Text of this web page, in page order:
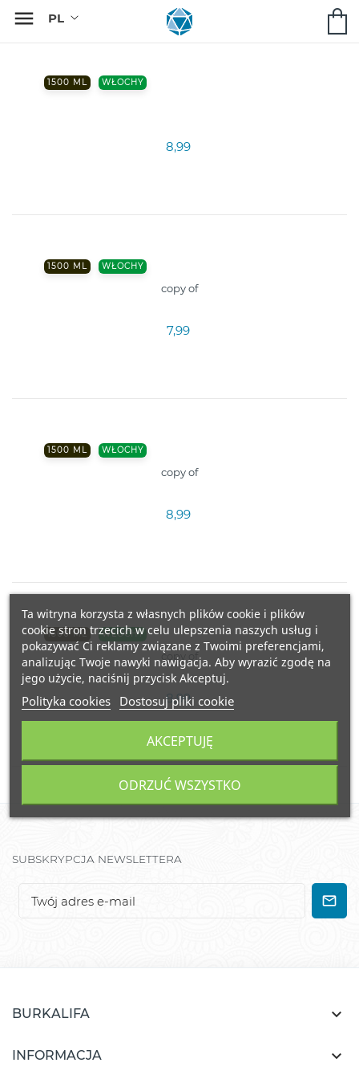

1500 ML WŁOCHY
8,99
1500 ML WŁOCHY
copy of
7,99
1500 ML WŁOCHY
copy of
8,99
1500 ML WŁOCHY
copy of
8,99
SUBSKRYPCJA NEWSLETTERA
BURKALIFA 
INFORMACJA 
Ta witryna korzysta z własnych plików cookie i plików
cookie stron trzecich w celu ulepszenia naszych usług i
pokazywać Ci reklamy związane z Twoimi preferencjami,
analizując Twoje nawyki nawigacja. Aby wyrazić zgodę na
jego użycie, naciśnij przycisk Akceptuj.
Polityka cookies Dostosuj pliki cookie
ODRZUĆ WSZYSTKO
AKCEPTUJĘ